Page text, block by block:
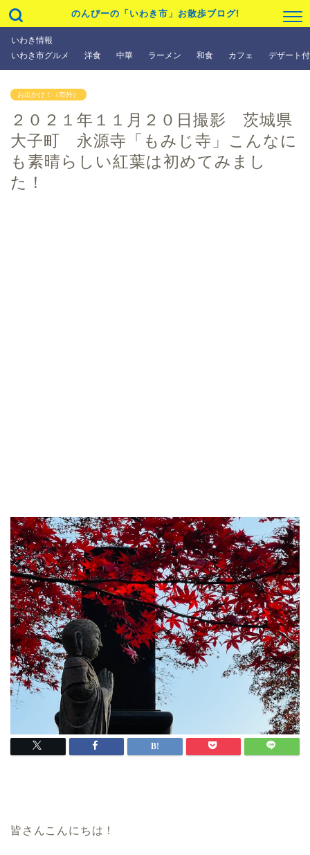
のんぴーの「いわき市」お散歩ブログ!
いわき情報
いわき市グルメ
洋食 中華 ラーメン 和食 カフェ デザート
お出かけ！（市外）
２０２１年１１月２０日撮影 茨城県
大子町 永源寺「もみじ寺」こんなに
も素晴らしい紅葉は初めてみまし
た！
皆さんこんにちは！